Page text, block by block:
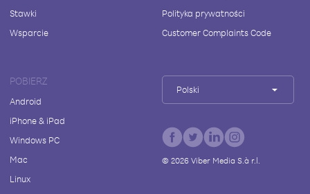
Stawki
Wsparcie
Polityka prywatności
Customer Complaints Code
POBIERZ
Android
iPhone & iPad
Windows PC
Mac
Linux
Polski
© 2026Viber Media S.à r.l.